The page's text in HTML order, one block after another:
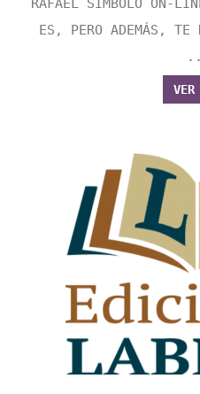
RAFAEL SÍMBOLO ON-
ES, PERO ADEMÁS, TE
VER